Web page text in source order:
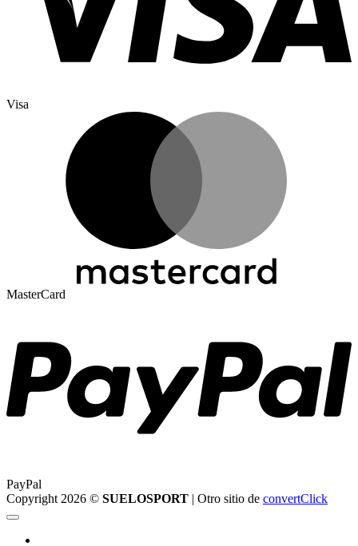
Visa
MasterCard
PayPal
Copyright 2026 © SUELOSPORT | Otro sitio de convertClick